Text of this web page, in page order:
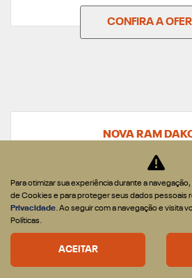
CONFIRA A
NOVA RAM
DAKOTA WARLOCK 2.2
Para otimizar sua experiência durante a
de Cookies e para proteger seus dados pessoais
Privacidade. Ao seguir com a navegação e visita
Políticas.
ACEITAR